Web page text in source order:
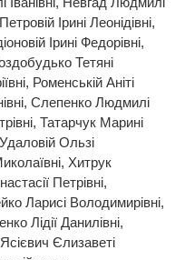
Ірині Леонідівні,
Ірині Федорівні,
Тетяні
Роменській Аніті
Слепенко Людмилі
Татарчук Марині
Ользі
Хитрук
Петрівні,
Ларисі Володимирівні,
Лідії Данилівні,
Єлизаветі